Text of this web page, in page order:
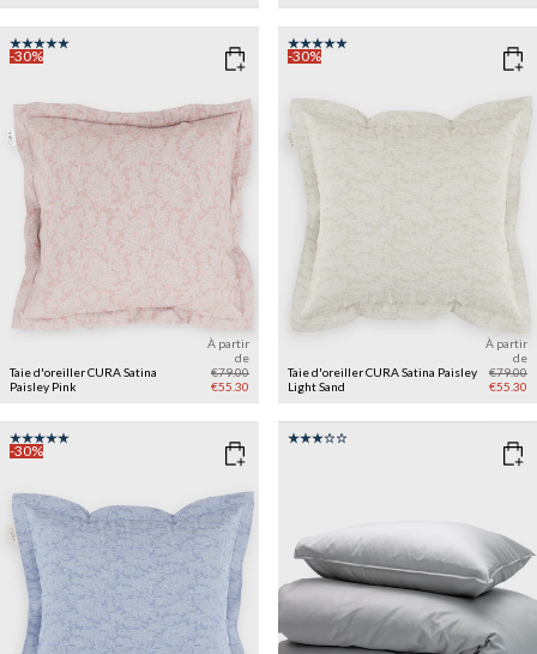
-30%
Taie d'oreiller CURA Satina
Paisley Pink
À partir
de
€79.00
€55.30
-30%
Taie d'oreiller CURA Satina Paisley
Light Sand
À partir
de
€79.00
€55.30
-30%